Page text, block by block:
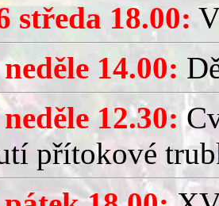
středa 18.00:
14.00:
12.30:
přítokové